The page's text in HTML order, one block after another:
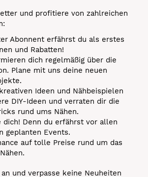
und profitiere von zahlreichen
Abonnent erfährst du als erstes
und Rabatten!
dich regelmäßig über die
Plane mit uns deine neuen
Ideen und Nähbeispielen
DIY-Ideen und verraten dir die
rund ums Nähen.
dich! Denn du erfährst vor allen
geplanten Events.
auf tolle Preise rund um das
und verpasse keine Neuheiten